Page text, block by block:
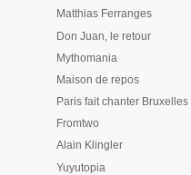
Matthias Ferranges
Don Juan, le retour
Mythomania
Maison de repos
Paris fait chanter Bruxelles
Fromtwo
Alain Klingler
Yuyutopia